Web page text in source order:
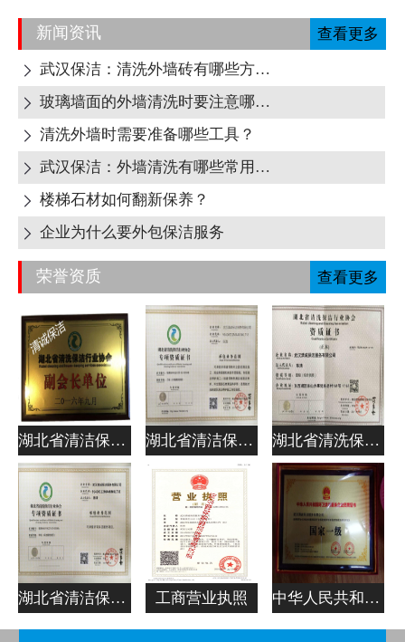
新闻资讯 查看更多

武汉保洁：清洗外墙砖有哪些方式呢?

玻璃墙面的外墙清洗时要注意哪些地方呢?
 清洗外墙时需要准备哪些工具？

武汉保洁：外墙清洗有哪些常用清洁剂？
 楼梯石材如何翻新保养？
 企业为什么要外包保洁服务
荣誉资质 查看更多
湖北省清洁保洁行业协会副会长单位 湖北省清洁保洁行业协会专项资质证书 湖北省清洗保洁行业协会资质证书
湖北省清洁保洁行业协会专项资质证书 工商营业执照 中华人民共和国清洁服务企业资质证书